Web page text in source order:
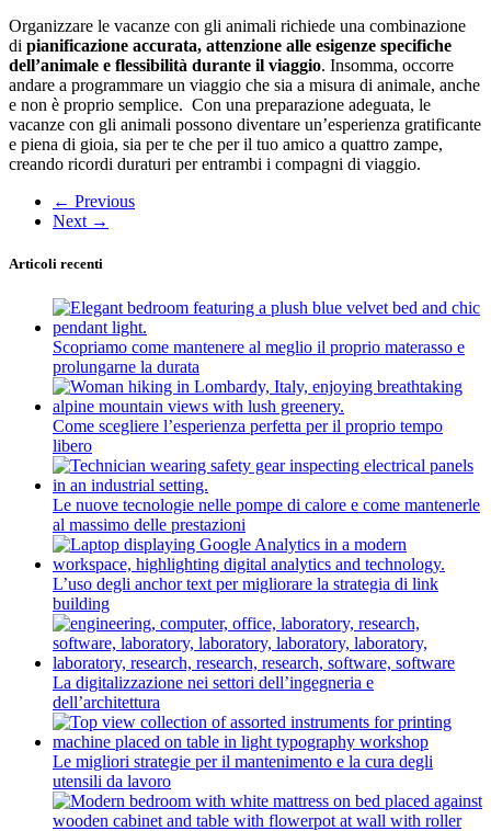
Organizzare le vacanze con gli animali richiede una combinazione
di pianificazione accurata, attenzione alle esigenze specifiche
dell’animale e flessibilità durante il viaggio. Insomma, occorre
andare a programmare un viaggio che sia a misura di animale, anche
e non è proprio semplice. Con una preparazione adeguata, le
vacanze con gli animali possono diventare un’esperienza gratificante
e piena di gioia, sia per te che per il tuo amico a quattro zampe,
creando ricordi duraturi per entrambi i compagni di viaggio.
← Previous
Next →
Articoli recenti
Scopriamo come mantenere al meglio il proprio materasso e
prolungarne la durata
Come scegliere l’esperienza perfetta per il proprio tempo
libero
Le nuove tecnologie nelle pompe di calore e come mantenerle
al massimo delle prestazioni
L’uso degli anchor text per migliorare la strategia di link
building
La digitalizzazione nei settori dell’ingegneria e
dell’architettura
Le migliori strategie per il mantenimento e la cura degli
utensili da lavoro